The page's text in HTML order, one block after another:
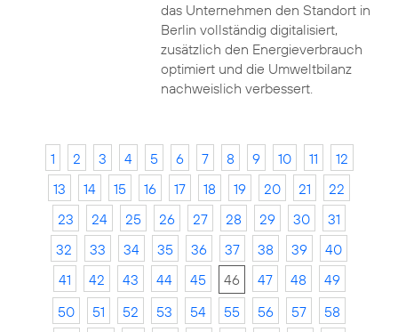
das Unternehmen den Standort in
Berlin vollständig digitalisiert,
zusätzlich den Energieverbrauch
optimiert und die Umweltbilanz
nachweislich verbessert.
1 2 3 4 5 6 7 8 9 10 11
12
13
14 15 16 17 18 19 20 21
22
23
24 25 26 27 28 29 30
31
32
33 34 35 36 37 38 39
40
41
42 43 44 45 46 47 48
49
50
51 52 53 54 55 56 57
58